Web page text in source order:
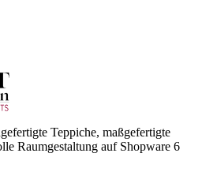
Teppiche, maßgefertigte
Raumgestaltung auf Shopware 6